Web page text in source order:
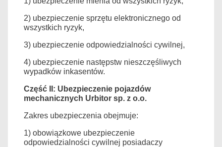
2) ubezpieczenie sprzętu elektronicznego od
wszystkich ryzyk,
3) ubezpieczenie odpowiedzialności cywilnej,
4) ubezpieczenie następstw nieszczęśliwych
wypadków inkasentów.
Część II: Ubezpieczenie pojazdów
mechanicznych Urbitor sp. z o.o.
Zakres ubezpieczenia obejmuje:
1) obowiązkowe ubezpieczenie
odpowiedzialności cywilnej posiadaczy